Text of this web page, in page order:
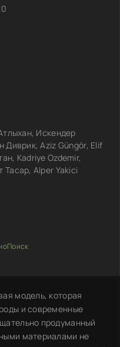
Искендер
Aziz Güngör, Elif
Kadriye Ozdemir,
Тасар, Alper Yakici
модель, которая
и современные
продуманный
материалами не